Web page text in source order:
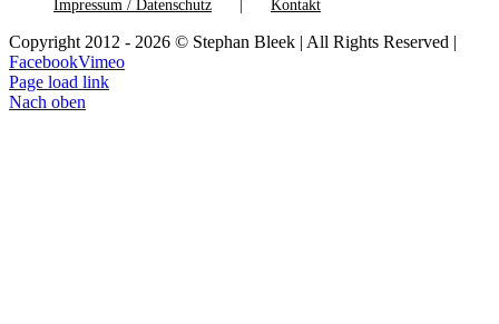
Impressum / Datenschutz Kontakt
Copyright 2012 - 2026 © Stephan Bleek | All Rights Reserved |
FacebookVimeo
Page load link
Nach oben